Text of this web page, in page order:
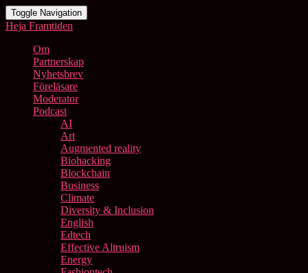
Toggle Navigation
Heja Framtiden
Om
Partnerskap
Nyhetsbrev
Föreläsare
Moderator
Podcast
AI
Art
Augmented reality
Biohacking
Blockchain
Business
Climate
Diversity & Inclusion
English
Edtech
Effective Altruism
Energy